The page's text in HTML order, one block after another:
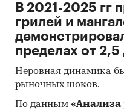
информация об
поставок:
- Рейтинг
и зарубежных
- Рейтинг ведущих
зарубежных
Единицы измерения:
В 2021-2025 гг
грилей и
пределах от
Неровная динамика
рыночных шоков.
По данным